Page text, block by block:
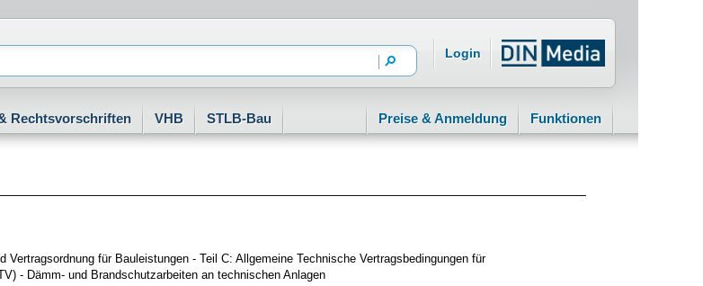
Login
Rechtsvorschriften VHB STLB-Bau Preise & Anmeldung Funktionen
Vertragsordnung für Bauleistungen - Teil C: Allgemeine Technische Vertragsbedingungen für
- Dämm- und Brandschutzarbeiten an technischen Anlagen